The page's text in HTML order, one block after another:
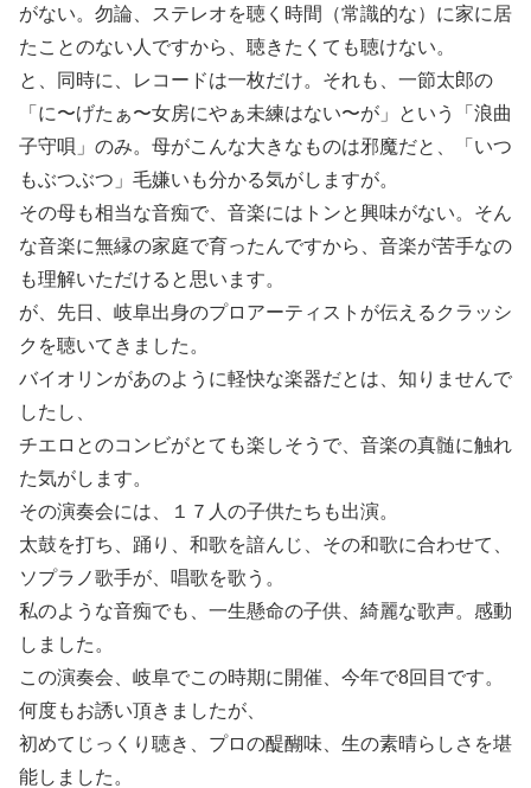
がない。勿論、ステレオを聴く時間（常識的な）に家に居
たことのない人ですから、聴きたくても聴けない。
と、同時に、レコードは一枚だけ。それも、一節太郎の
「に〜げたぁ〜女房にやぁ未練はない〜が」という「浪曲
子守唄」のみ。母がこんな大きなものは邪魔だと、「いつ
もぶつぶつ」毛嫌いも分かる気がしますが。
その母も相当な音痴で、音楽にはトンと興味がない。そん
な音楽に無縁の家庭で育ったんですから、音楽が苦手なの
も理解いただけると思います。
が、先日、岐阜出身のプロアーティストが伝えるクラッシ
クを聴いてきました。
バイオリンがあのように軽快な楽器だとは、知りませんで
したし、
チエロとのコンビがとても楽しそうで、音楽の真髄に触れ
た気がします。
その演奏会には、１７人の子供たちも出演。
太鼓を打ち、踊り、和歌を諳んじ、その和歌に合わせて、
ソプラノ歌手が、唱歌を歌う。
私のような音痴でも、一生懸命の子供、綺麗な歌声。感動
しました。
この演奏会、岐阜でこの時期に開催、今年で8回目です。
何度もお誘い頂きましたが、
初めてじっくり聴き、プロの醍醐味、生の素晴らしさを堪
能しました。